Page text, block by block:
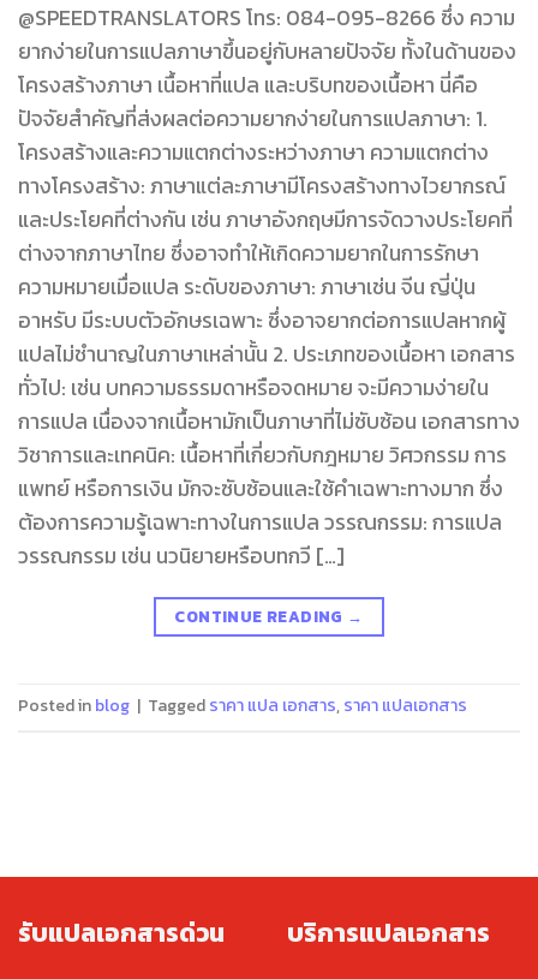
@SPEEDTRANSLATORS โทร: 084-095-8266 ซึ่ง ความ
ยากง่ายในการแปลภาษาขึ้นอยู่กับหลายปัจจัย ทั้งในด้านของ
โครงสร้างภาษา เนื้อหาที่แปล และบริบทของเนื้อหา นี่คือ
ปัจจัยสำคัญที่ส่งผลต่อความยากง่ายในการแปลภาษา: 1.
โครงสร้างและความแตกต่างระหว่างภาษา ความแตกต่าง
ทางโครงสร้าง: ภาษาแต่ละภาษามีโครงสร้างทางไวยากรณ์
และประโยคที่ต่างกัน เช่น ภาษาอังกฤษมีการจัดวางประโยคที่
ต่างจากภาษาไทย ซึ่งอาจทำให้เกิดความยากในการรักษา
ความหมายเมื่อแปล ระดับของภาษา: ภาษาเช่น จีน ญี่ปุ่น
อาหรับ มีระบบตัวอักษรเฉพาะ ซึ่งอาจยากต่อการแปลหากผู้
แปลไม่ชำนาญในภาษาเหล่านั้น 2. ประเภทของเนื้อหา เอกสาร
ทั่วไป: เช่น บทความธรรมดาหรือจดหมาย จะมีความง่ายใน
การแปล เนื่องจากเนื้อหามักเป็นภาษาที่ไม่ซับซ้อน เอกสารทาง
วิชาการและเทคนิค: เนื้อหาที่เกี่ยวกับกฎหมาย วิศวกรรม การ
แพทย์ หรือการเงิน มักจะซับซ้อนและใช้คำเฉพาะทางมาก ซึ่ง
ต้องการความรู้เฉพาะทางในการแปล วรรณกรรม: การแปล
วรรณกรรม เช่น นวนิยายหรือบทกวี […]
CONTINUE READING →
Posted inblog | Taggedราคา แปล เอกสาร,ราคา แปลเอกสาร
รับแปลเอกสารด่วน บริการแปลเอกสาร